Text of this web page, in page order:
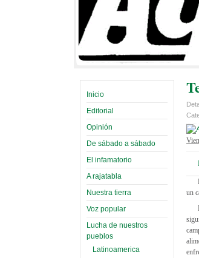
Inicio
Editorial
Opinión
De sábado a sábado
El infamatorio
A rajatabla
Nuestra tierra
Voz popular
Lucha de nuestros
pueblos
Latinoamerica
un